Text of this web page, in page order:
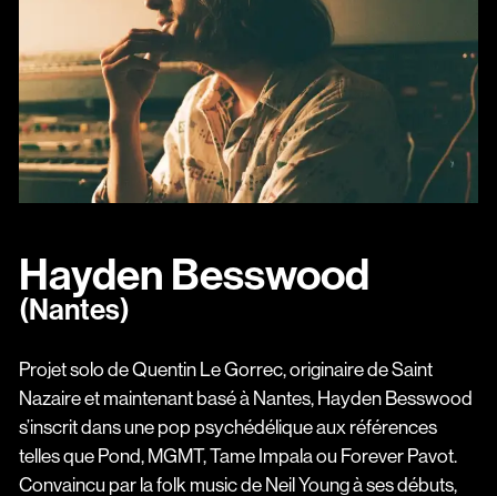
Hayden Besswood
(Nantes)
Projet solo de Quentin Le Gorrec, originaire de Saint
Nazaire et maintenant basé à Nantes, Hayden Besswood
s’inscrit dans une pop psychédélique aux références
telles que Pond, MGMT, Tame Impala ou Forever Pavot.
Convaincu par la folk music de Neil Young à ses débuts,